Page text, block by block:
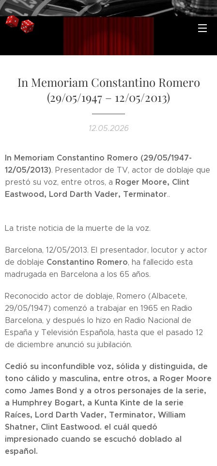
In Memoriam Constantino Romero
(29/05/1947 – 12/05/2013)
12.05.2026
In Memoriam Constantino Romero (29/05/1947-
12/05/2013). Presentador de TV, actor de doblaje que
prestó su voz, entre otros, a Roger Moore, Clint
Eastwood, Lord Darth Vader, Terminator..
La triste noticia de la muerte de la voz.
Barcelona, 12/05/2013. El presentador, locutor y actor
de doblaje Constantino Romero, ha fallecido esta
madrugada en Barcelona a los 65 años.
Reconocido actor de doblaje, Romero (Albacete,
29/05/1947) comenzó a trabajar en 1965 en Radio
Barcelona, y después lo hizo en Radio Nacional de
España y Televisión Española, hasta que el pasado 12
de diciembre anunció su jubilación.
Cedió su inconfundible voz, sólida y distinguida, de
tono cálido y masculina, entre otros, a Roger Moore
como James Bond y a otros personajes de la serie,
a Humphrey Bogart, a Kunta Kinte de la serie
Raíces, Lord Darth Vader, Terminator, William
Shatner, Clint Eastwood. el cuál quedó
impresionado cuando se escuchó doblado al
español.